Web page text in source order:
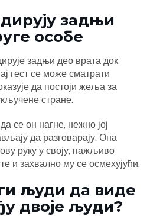
задњи
особе
задњи део врата док
гест се може сматрати
да постоји жеља за
стране.
се он нагне, нежно јој
да разговарају. Она
руку у своју, пажљиво
и захвално му се осмехујући.
људи да виде
двоје људи?